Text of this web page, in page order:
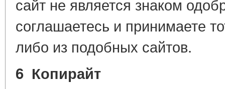
соглашаетесь и принимаете
либо из подобных сайтов.
6 Копирайт